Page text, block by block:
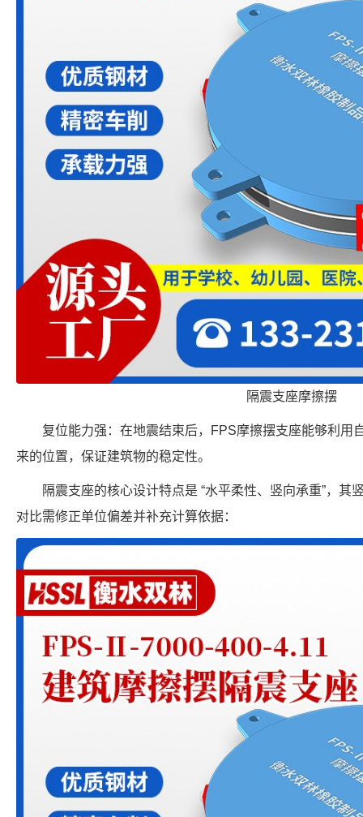
隔震支座摩擦摆
复位能力强：在地震结束后，FPS摩擦摆支座能够利用
来的位置，保证建筑物的稳定性。
隔震支座的核心设计特点是 “水平柔性、竖向承重”，其
对比需修正单位偏差并补充计算依据：